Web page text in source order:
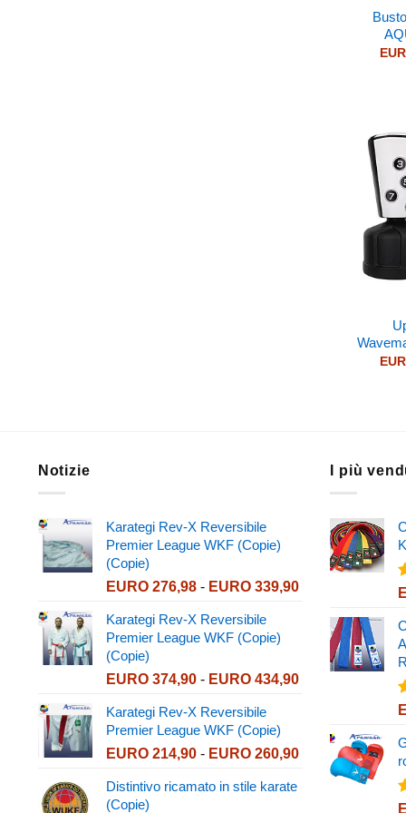
Notizie
Karategi Rev-X Reversibile
Premier League WKF (Copie)
(Copie)
EURO276,98 - EURO339,90Fascia
prezzo:
EURO 276,98
a
Karategi Rev-X Reversibile
Premier League WKF (Copie)
(Copie)
EURO374,90 - EURO434,90Fascia
EURO 374,90
Karategi Rev-X Reversibile
Premier League WKF (Copie)
EURO214,90 - EURO260,90Fascia
Distintivo ricamato in stile karate
(Copie)
I più